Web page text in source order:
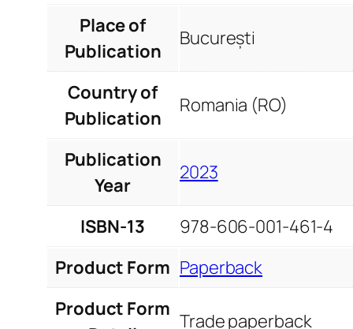
Place of
Publication
București
Country of
Publication
Romania (RO)
Publication
Year
2023
ISBN-13
978-606-001-461-4
Product Form Paperback
Product Form
Trade paperback